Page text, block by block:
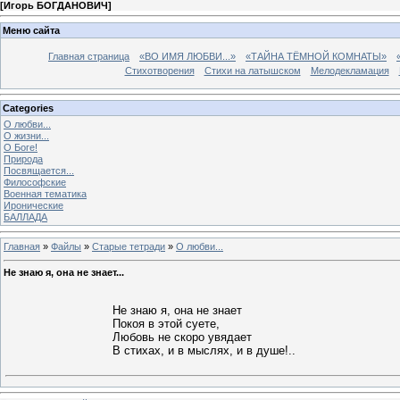
[Игорь БОГДАНОВИЧ]
Меню сайта
Главная страница «ВО ИМЯ ЛЮБВИ...» «ТАЙНА ТЁМНОЙ КОМНАТЫ»
Стихотворения
Стихи на латышском Мелодекламация
Categories
О любви...
О жизни...
О Боге!
Природа
Посвящается...
Философские
Военная тематика
Иронические
БАЛЛАДА
Главная » Файлы » Старые тетради » О любви...
Не знаю я, она не знает...
Не знаю я, она не знает
Покоя в этой суете,
Любовь не скоро увядает
В стихах, и в мыслях, и в душе!..